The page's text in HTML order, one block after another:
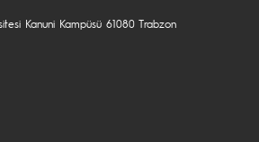
Kanuni Kampüsü 61080 Trabzon